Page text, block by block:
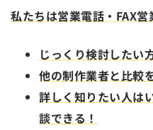
私たちは営業電話・FAX営
じっくり検討したい
他の制作業者と比較
詳しく知りたい人は
談できる！